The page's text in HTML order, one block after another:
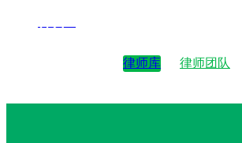
律师库 律师团队